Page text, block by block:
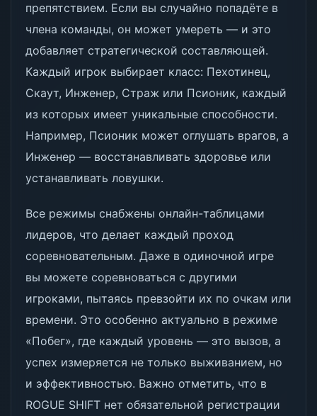
препятствием. Если вы случайно попадёте в
члена команды, он может умереть — и это
добавляет стратегической составляющей.
Каждый игрок выбирает класс: Пехотинец,
Скаут, Инженер, Страж или Псионик, каждый
из которых имеет уникальные способности.
Например, Псионик может оглушать врагов, а
Инженер — восстанавливать здоровье или
устанавливать ловушки.
Все режимы снабжены онлайн-таблицами
лидеров, что делает каждый проход
соревновательным. Даже в одиночной игре
вы можете соревноваться с другими
игроками, пытаясь превзойти их по очкам или
времени. Это особенно актуально в режиме
«Побег», где каждый уровень — это вызов, а
успех измеряется не только выживанием, но
и эффективностью. Важно отметить, что в
ROGUE SHIFT нет обязательной регистрации